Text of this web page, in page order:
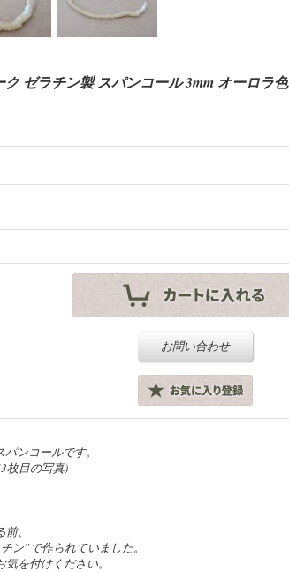
ク ゼラチン製 スパンコール 3mm オーロラ色
お問い合わせ
ンコールです。
枚目の写真)
、
ン”で作られていました。
を付けください。